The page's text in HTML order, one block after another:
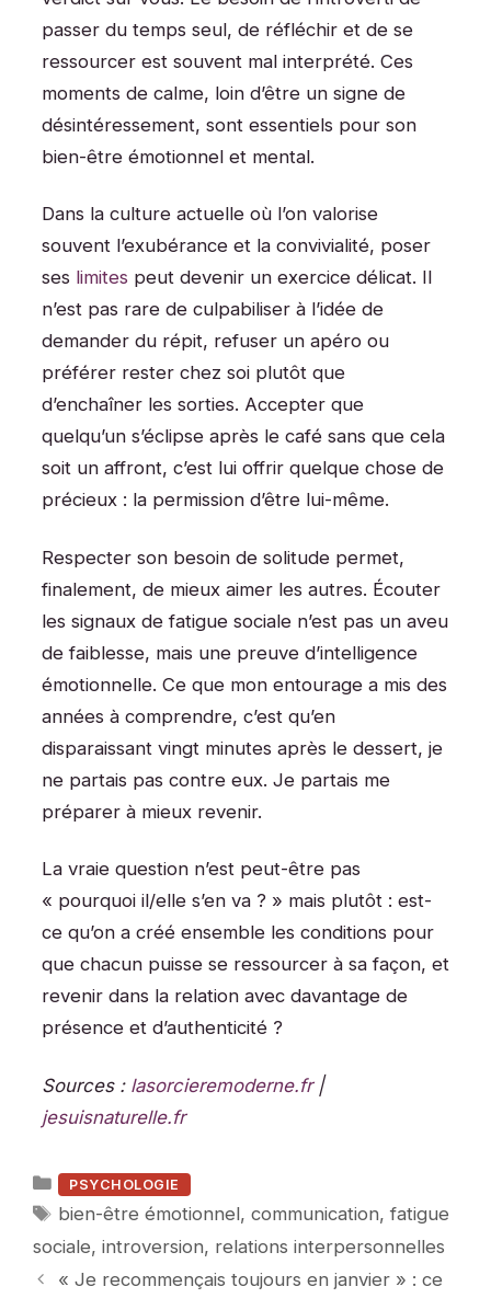
passer du temps seul, de réfléchir et de se
ressourcer est souvent mal interprété. Ces
moments de calme, loin d’être un signe de
désintéressement, sont essentiels pour son
bien-être émotionnel et mental.
Dans la culture actuelle où l’on valorise
souvent l’exubérance et la convivialité, poser
ses limites peut devenir un exercice délicat. Il
n’est pas rare de culpabiliser à l’idée de
demander du répit, refuser un apéro ou
préférer rester chez soi plutôt que
d’enchaîner les sorties. Accepter que
quelqu’un s’éclipse après le café sans que cela
soit un affront, c’est lui offrir quelque chose de
précieux : la permission d’être lui-même.
Respecter son besoin de solitude permet,
finalement, de mieux aimer les autres. Écouter
les signaux de fatigue sociale n’est pas un aveu
de faiblesse, mais une preuve d’intelligence
émotionnelle. Ce que mon entourage a mis des
années à comprendre, c’est qu’en
disparaissant vingt minutes après le dessert, je
ne partais pas contre eux. Je partais me
préparer à mieux revenir.
La vraie question n’est peut-être pas
« pourquoi il/elle s’en va ? » mais plutôt : est-
ce qu’on a créé ensemble les conditions pour
que chacun puisse se ressourcer à sa façon, et
revenir dans la relation avec davantage de
présence et d’authenticité ?
Sources : lasorcieremoderne.fr|
jesuisnaturelle.fr
Catégories
PSYCHOLOGIE
Étiquettes
bien-être émotionnel,communication,fatigue
sociale, introversion, relations interpersonnelles
« Je recommençais toujours en janvier » : ce